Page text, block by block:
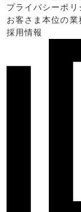
プライバシーポリ
お客さま本位の
採用情報